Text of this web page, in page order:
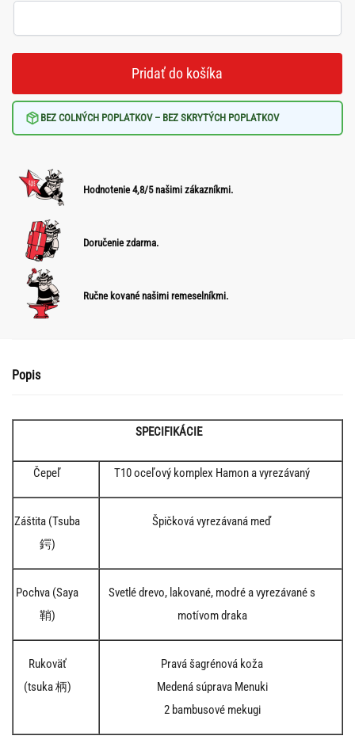
Pridať do košíka
BEZ COLNÝCH POPLATKOV – BEZ SKRYTÝCH POPLATKOV
Hodnotenie 4,8/5 našimi zákazníkmi.
Doručenie zdarma.
Ručne kované našimi remeselníkmi.
Popis
SPECIFIKÁCIE
Čepeľ T10 oceľový komplex Hamon a vyrezávaný
Záštita (Tsuba
鍔)
Špičková vyrezávaná meď
Pochva (Saya
鞘)
Svetlé drevo, lakované, modré a vyrezávané s
motívom draka
Rukoväť
(tsuka 柄)
Pravá šagrénová koža
Medená súprava Menuki
2 bambusové mekugi